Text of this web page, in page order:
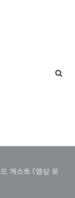
게스트 (영상 포